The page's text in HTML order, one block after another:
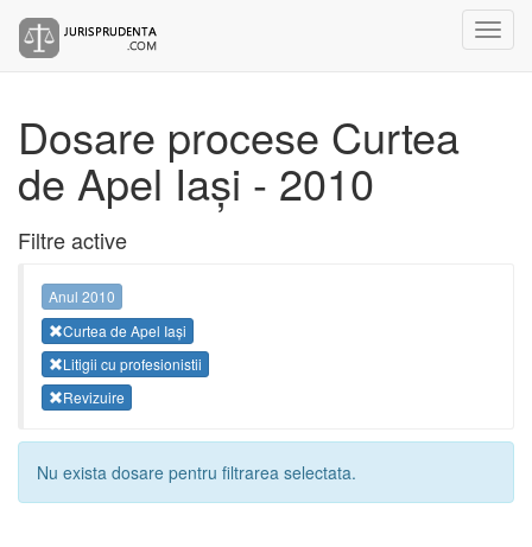
Dosare procese Curtea
de Apel Iași - 2010
Filtre active
Anul 2010
Curtea de Apel Iași
Litigii cu profesionistii
Revizuire
Nu exista dosare pentru filtrarea selectata.